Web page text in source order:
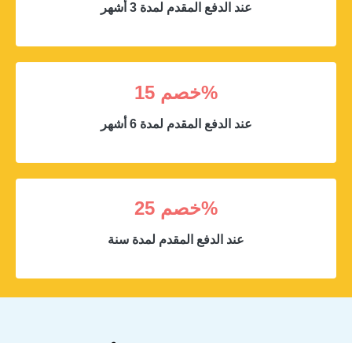
عند الدفع المقدم لمدة 3 أشهر
خصم 15%
عند الدفع المقدم لمدة 6 أشهر
خصم 25%
عند الدفع المقدم لمدة سنة